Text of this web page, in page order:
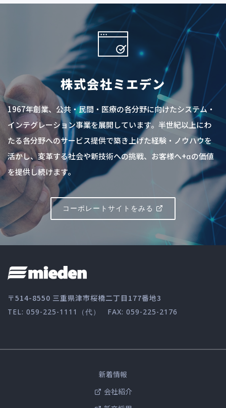
株式会社ミエデン
1967年創業、公共・民間・医療の各分野に向けたシステム・
インテグレーション事業を展開しています。半世紀以上にわ
たる各分野へのサービス提供で築き上げた経験・ノウハウを
活かし、変革する社会や新技術への挑戦、お客様へ+αの価値
を提供し続けます。
コーポレートサイトをみる
〒514-8550 三重県津市桜橋二丁目177番地3
TEL: 059-225-1111（代） FAX: 059-225-2176
新着情報
会社紹介